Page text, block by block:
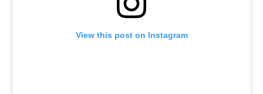
View this post on Instagram